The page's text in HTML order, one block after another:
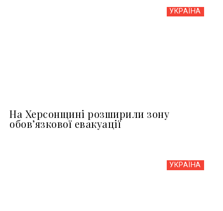
УКРАЇНА
На Херсонщині розширили зону
обов’язкової евакуації
УКРАЇНА